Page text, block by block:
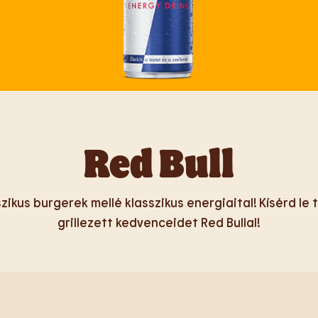
Red Bull
burgerek mellé klasszikus energiaital! Kísérd le
grillezett kedvenceidet Red Bullal!